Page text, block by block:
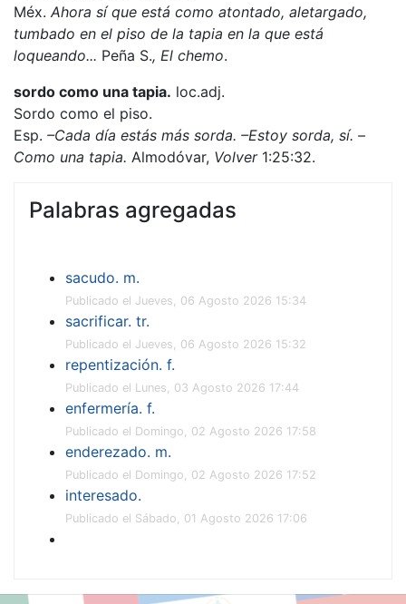
Méx. Ahora sí que está como atontado, aletargado,
tumbado en el piso de la tapia en la que está
loqueando... Peña S., El chemo.
sordo como una tapia. loc.adj.
Sordo como el piso.
Esp. –Cada día estás más sorda. –Estoy sorda, sí. –
Como una tapia. Almodóvar, Volver1:25:32.
Palabras agregadas
sacudo. m.
Publicado el Jueves, 06 Agosto 2026 15:34
sacrificar. tr.
Publicado el Jueves, 06 Agosto 2026 15:32
repentización. f.
Publicado el Lunes, 03 Agosto 2026 17:44
enfermería. f.
Publicado el Domingo, 02 Agosto 2026 17:58
enderezado. m.
Publicado el Domingo, 02 Agosto 2026 17:52
interesado.
Publicado el Sábado, 01 Agosto 2026 17:06